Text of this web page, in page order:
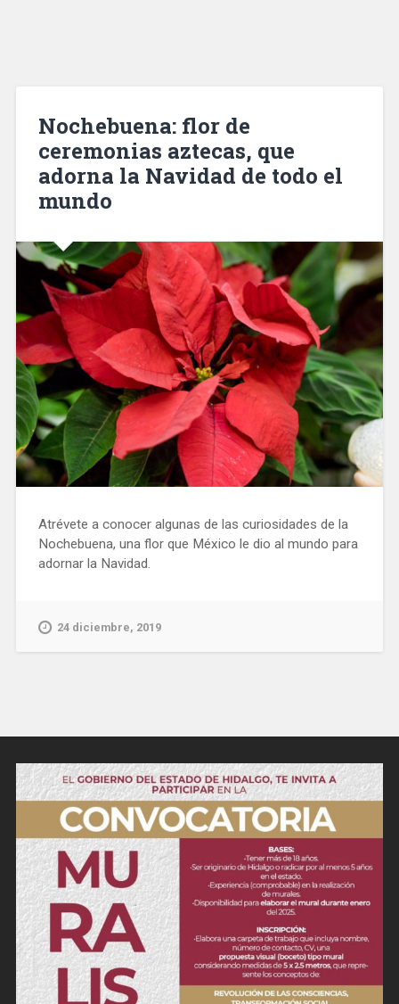
Nochebuena: flor de
ceremonias aztecas, que
adorna la Navidad de todo el
mundo
Atrévete a conocer algunas de las curiosidades de la
Nochebuena, una flor que México le dio al mundo para
adornar la Navidad.
24 diciembre, 2019